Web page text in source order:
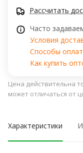
Рассчитать
Часто
Условия
Способы
Как купить
Цена действительна
может отличаться от
Характеристики